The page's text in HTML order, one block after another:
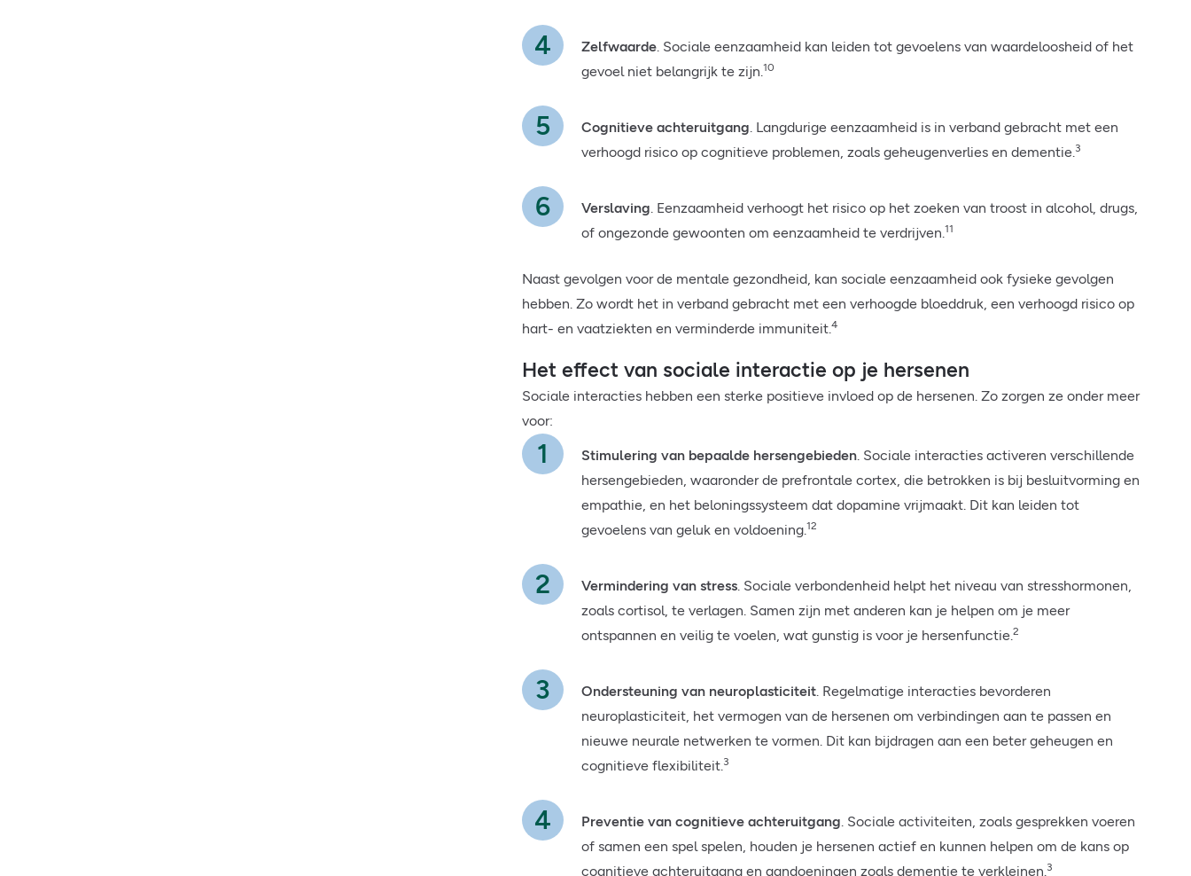
Zelfwaarde. Sociale eenzaamheid kan leiden tot gevoelens van waardeloosheid of het
gevoel niet belangrijk te zijn.10
Cognitieve achteruitgang. Langdurige eenzaamheid is in verband gebracht met een
verhoogd risico op cognitieve problemen, zoals geheugenverlies en dementie.3
Verslaving. Eenzaamheid verhoogt het risico op het zoeken van troost in alcohol, drugs,
of ongezonde gewoonten om eenzaamheid te verdrijven.11
Naast gevolgen voor de mentale gezondheid, kan sociale eenzaamheid ook fysieke gevolgen
hebben. Zo wordt het in verband gebracht met een verhoogde bloeddruk, een verhoogd risico op
hart- en vaatziekten en verminderde immuniteit.4
Het effect van sociale interactie op je hersenen
Sociale interacties hebben een sterke positieve invloed op de hersenen. Zo zorgen ze onder meer
voor:
Stimulering van bepaalde hersengebieden. Sociale interacties activeren verschillende
hersengebieden, waaronder de prefrontale cortex, die betrokken is bij besluitvorming en
empathie, en het beloningssysteem dat dopamine vrijmaakt. Dit kan leiden tot
gevoelens van geluk en voldoening.12
Vermindering van stress. Sociale verbondenheid helpt het niveau van stresshormonen,
zoals cortisol, te verlagen. Samen zijn met anderen kan je helpen om je meer
ontspannen en veilig te voelen, wat gunstig is voor je hersenfunctie.2
Ondersteuning van neuroplasticiteit. Regelmatige interacties bevorderen
neuroplasticiteit, het vermogen van de hersenen om verbindingen aan te passen en
nieuwe neurale netwerken te vormen. Dit kan bijdragen aan een beter geheugen en
cognitieve flexibiliteit.3
Preventie van cognitieve achteruitgang. Sociale activiteiten, zoals gesprekken voeren
of samen een spel spelen, houden je hersenen actief en kunnen helpen om de kans op
cognitieve achteruitgang en aandoeningen zoals dementie te verkleinen.3